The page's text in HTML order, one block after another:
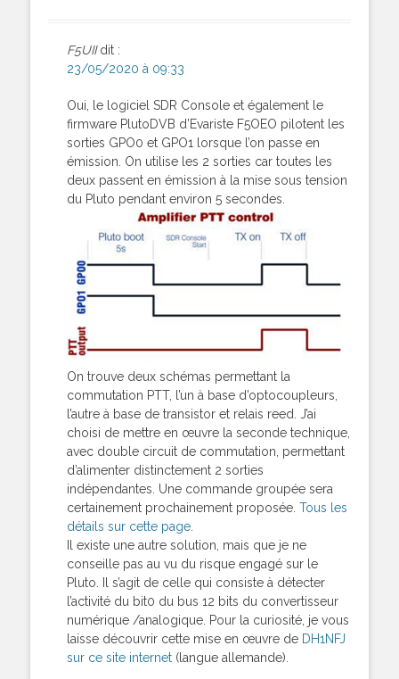
F5UII dit :
23/05/2020 à 09:33
Oui, le logiciel SDR Console et également le
firmware PlutoDVB d’Evariste F5OEO pilotent les
sorties GPO0 et GPO1 lorsque l’on passe en
émission. On utilise les 2 sorties car toutes les
deux passent en émission à la mise sous tension
du Pluto pendant environ 5 secondes.
On trouve deux schémas permettant la
commutation PTT, l’un à base d’optocoupleurs,
l’autre à base de transistor et relais reed. J’ai
choisi de mettre en œuvre la seconde technique,
avec double circuit de commutation, permettant
d’alimenter distinctement 2 sorties
indépendantes. Une commande groupée sera
certainement prochainement proposée. Tous les
détails sur cette page
Il existe une autre solution, mais que je ne
conseille pas au vu du risque engagé sur le
Pluto. Il s’agit de celle qui consiste à détecter
l’activité du bit0 du bus 12 bits du convertisseur
numérique /analogique. Pour la curiosité, je vous
laisse découvrir cette mise en œuvre de DH1NFJ
sur ce site internet (langue allemande).